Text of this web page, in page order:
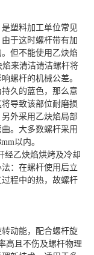
塑料加工单位常见
于这时螺杆带有加
但不能使用乙炔焰
焰来清洁请洁螺杆将
螺杆的机械公差。
久的蓝色，那么意
导致该部位耐磨损
外采用乙炔焰局部
。大多数螺杆采用
以内。
经乙炔焰烘烤及冷却
：在螺杆使用后立
程中的热，故螺杆
动能，配合螺杆旋
高且不伤及螺杆物理